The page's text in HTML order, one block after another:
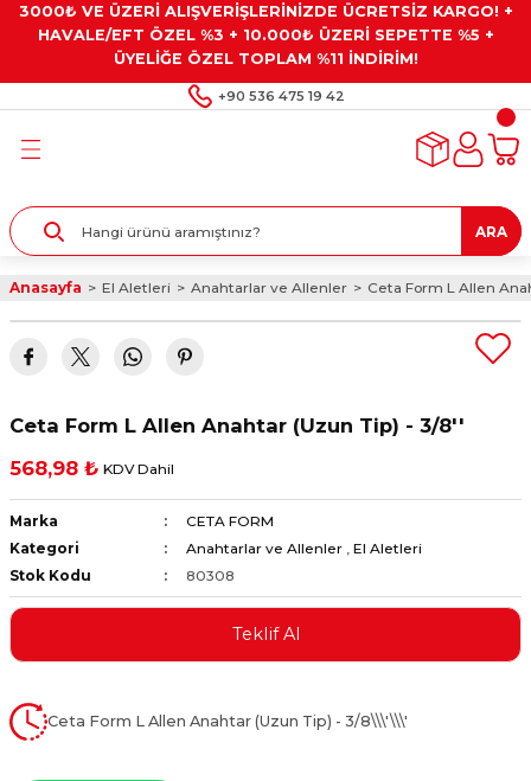
3000₺ VE ÜZERİ ALIŞVERİŞLERİNİZDE ÜCRETSİZ KARGO! +
HAVALE/EFT ÖZEL %3 + 10.000₺ ÜZERİ SEPETTE %5 +
ÜYELİĞE ÖZEL TOPLAM %11 İNDİRİM!
+90 536 475 19 42
Geri Dön
Kaplamalar
Geri Dön
Geri Dön
Gresler
Geri Dön
Alet Setleri
ve Multimetreler
ve Penseler
Geri Dön
Taşları ve
ARA
Anasayfa El Aletleri Anahtarlar ve Allenler Ceta Form L Allen
Ceta Form L Allen Anahtar (Uzun Tip) - 3/8''
568,98 ₺ KDV Dahil
Marka
CETA FORM
Kategori
Anahtarlar ve Allenler , El Aletleri
Stok Kodu
80308
Teklif Al
Ceta Form L Allen Anahtar (Uzun Tip) - 3/8\\\'\\\'